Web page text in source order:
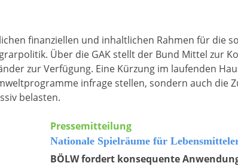
finanziellen und inhaltlichen Rahmen für die
Über die GAK stellt der Bund Mittel zur
zur Verfügung. Eine Kürzung im laufenden
infrage stellen, sondern auch die
belasten.
Pressemitteilung
Nationale Spielräume für
BÖLW fordert konsequente